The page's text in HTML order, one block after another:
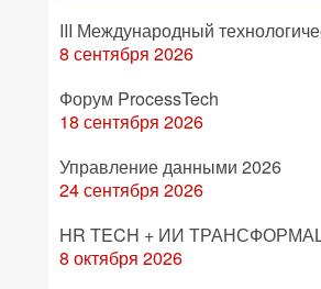
III Международный
8 сентября 2026
Форум ProcessTech
18 сентября 2026
Управление данными 2026
24 сентября 2026
HR TECH + ИИ
8 октября 2026